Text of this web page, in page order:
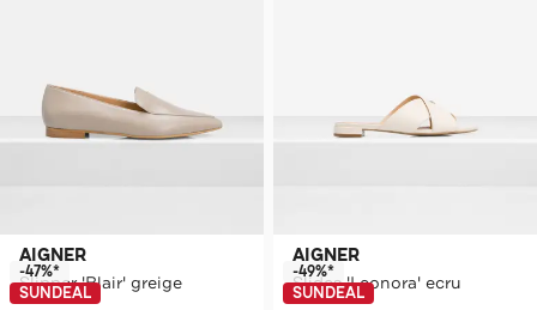
AIGNER
Slipper 'Blair' greige
-47%*
SUNDEAL
AIGNER
Slides 'Leonora' ecru
-49%*
SUNDEAL